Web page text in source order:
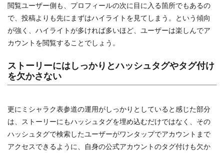
閲覧ユーザー側も、プロフィールの次に目に入る箇所でもあるの
で、投稿よりも先にまずはハイライトを見てしまう。という傾向
が強く、ハイライトが多ければ多いほど、ユーザーは楽しんでア
カウントを閲覧することでしょう。
ストーリーにはしっかりとハッシュタグやタグ付け
を欠かさない
更にミシャラク表参道の運用がしっかりとしていると感じた部分
は、ストーリーにもハッシュタグを埋め込むだけではなく、その
ハッシュタグで検索したユーザーがワンタップでアカウントまで
アクセスできるように、自身の公式アカウントのタグ付けも欠か